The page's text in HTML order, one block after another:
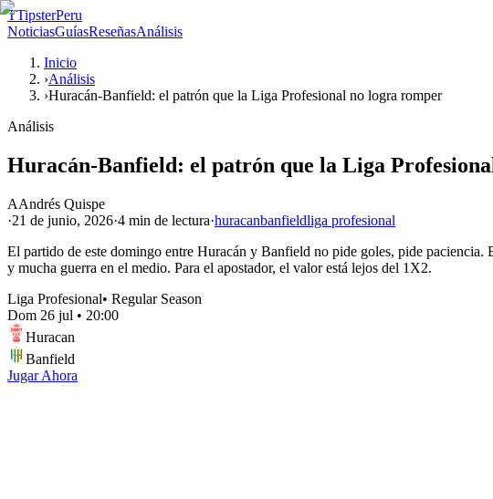
TTipsterPeru
NoticiasGuíasReseñasAnálisis
Inicio
›Análisis
›Huracán-Banfield: el patrón que la Liga Profesional no logra romper
Análisis
Huracán-Banfield: el patrón que la Liga
AAndrés Quispe
·21 de junio, 2026·4 min de lectura·huracanbanfieldliga profesional
El partido de este domingo entre Huracán y Banfield no pide goles, pide
y mucha guerra en el medio. Para el apostador, el valor está lejos del 1X2.
Liga Profesional• Regular Season
Dom 26 jul • 20:00
Huracan
Banfield
Jugar Ahora